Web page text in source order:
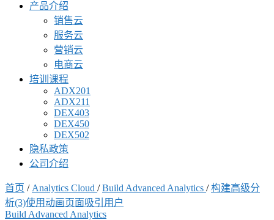
产品介绍
销售云
服务云
营销云
电商云
培训课程
ADX201
ADX211
DEX403
DEX450
DEX502
隐私政策
公司介绍
首页 / Analytics Cloud / Build Advanced Analytics / 构建高级分
析(3)使用动画页面吸引用户
Build Advanced Analytics